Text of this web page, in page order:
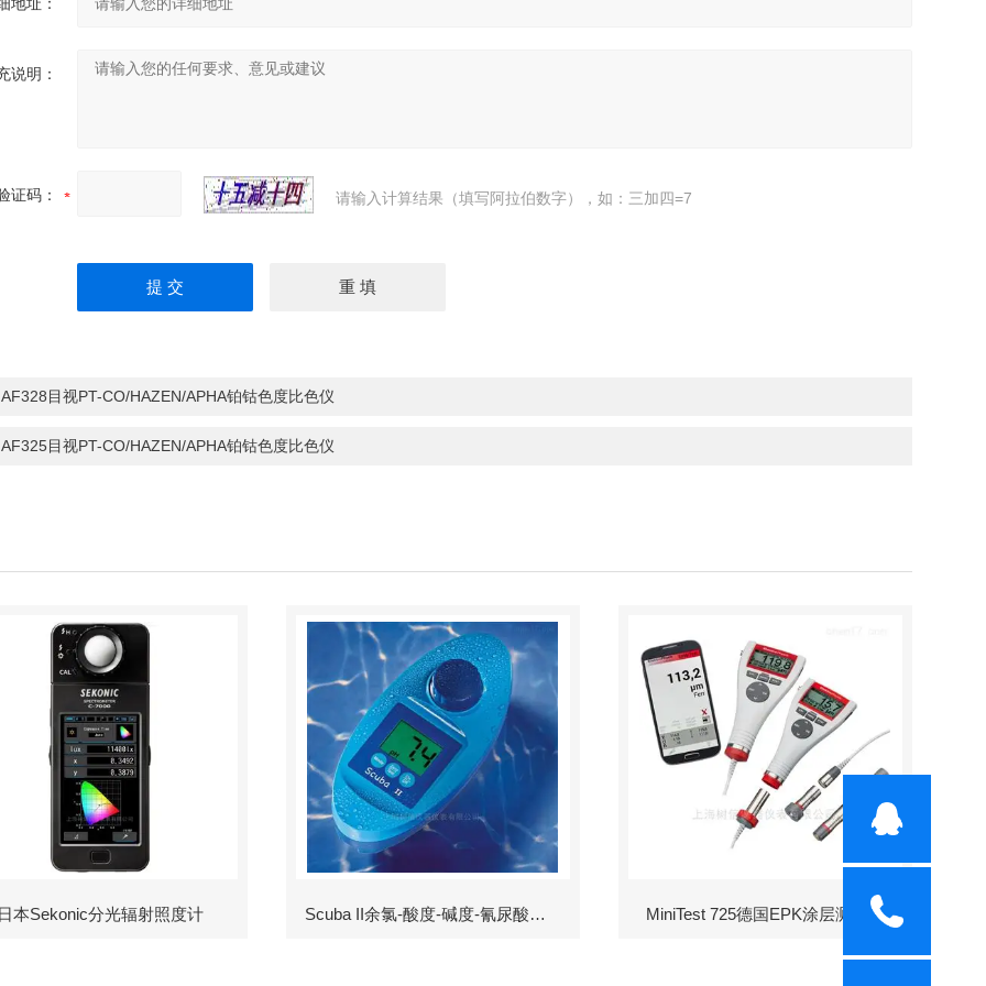
说明：
证码： 请输入计算结果（填写阿拉伯数字），如：三加四=7
AF328目视PT-CO/HAZEN/APHA铂钴色度比色仪
AF325目视PT-CO/HAZEN/APHA铂钴色度比色仪
日本Sekonic分光辐射照度计 Scuba II余氯-酸度-碱度-氰尿酸浓度测定仪 MiniTest 725德国EPK涂层测厚仪